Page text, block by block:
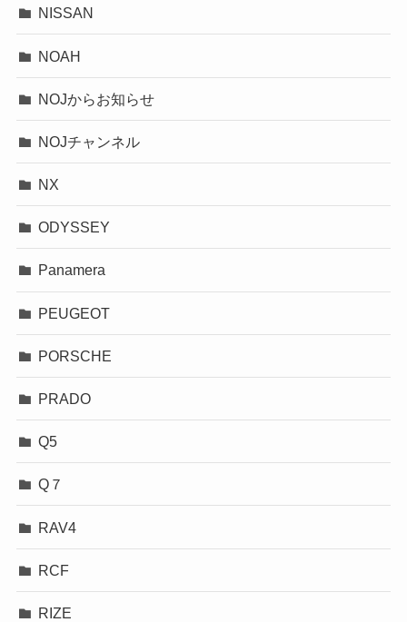
NISSAN
NOAH
NOJからお知らせ
NOJチャンネル
NX
ODYSSEY
Panamera
PEUGEOT
PORSCHE
PRADO
Q5
Q７
RAV4
RCF
RIZE